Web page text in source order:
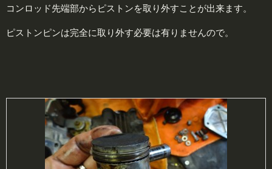
コンロッド先端部からピストンを取り外すことが出来ます。
ピストンピンは完全に取り外す必要は有りませんので。